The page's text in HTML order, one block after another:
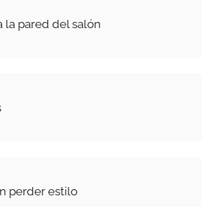
la pared del salón
perder estilo